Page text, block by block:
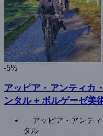
-5%
アッピア・アンティカ
ンタル + ボルゲーゼ美
アッピア・アンテ
タル